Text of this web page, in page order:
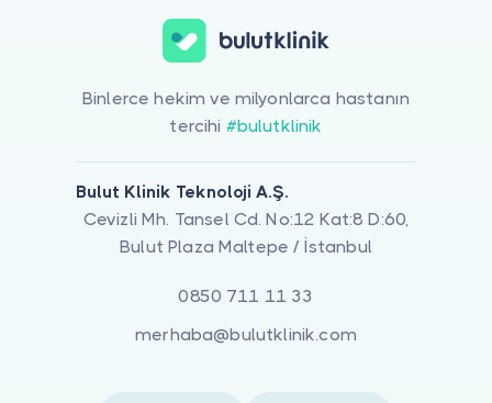
Binlerce hekim ve milyonlarca hastanın
tercihi #bulutklinik
Bulut Klinik Teknoloji A.Ş.
Cevizli Mh. Tansel Cd. No:12 Kat:8 D:60,
Bulut Plaza Maltepe / İstanbul
0850 711 11 33
merhaba@bulutklinik.com